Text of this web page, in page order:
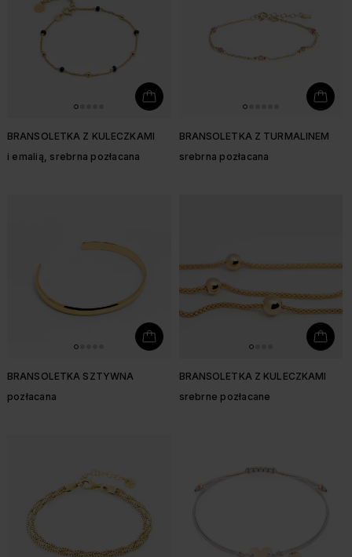
BRANSOLETKA Z KULECZKAMI
i emalią, srebrna pozłacana
BRANSOLETKA Z TURMALINEM
srebrna pozłacana
BRANSOLETKA SZTYWNA
pozłacana
BRANSOLETKA Z KULECZKAMI
srebrne pozłacane